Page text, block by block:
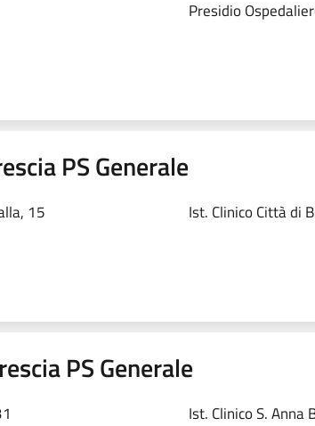
Presidio
PS Generale
15 Ist. Clinico Città di
PS Generale
Ist. Clinico S. Anna